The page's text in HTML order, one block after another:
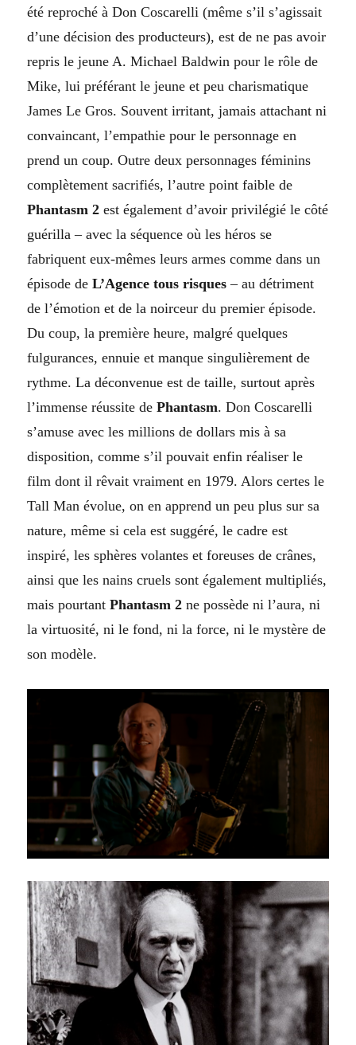
été reproché à Don Coscarelli (même s’il s’agissait
d’une décision des producteurs), est de ne pas avoir
repris le jeune A. Michael Baldwin pour le rôle de
Mike, lui préférant le jeune et peu charismatique
James Le Gros. Souvent irritant, jamais attachant ni
convaincant, l’empathie pour le personnage en
prend un coup. Outre deux personnages féminins
complètement sacrifiés, l’autre point faible de
Phantasm 2 est également d’avoir privilégié le côté
guérilla – avec la séquence où les héros se
fabriquent eux-mêmes leurs armes comme dans un
épisode deL’Agence tous risques– au détriment
de l’émotion et de la noirceur du premier épisode.
Du coup, la première heure, malgré quelques
fulgurances, ennuie et manque singulièrement de
rythme. La déconvenue est de taille, surtout après
l’immense réussite dePhantasm. Don Coscarelli
s’amuse avec les millions de dollars mis à sa
disposition, comme s’il pouvait enfin réaliser le
film dont il rêvait vraiment en 1979. Alors certes le
Tall Man évolue, on en apprend un peu plus sur sa
nature, même si cela est suggéré, le cadre est
inspiré, les sphères volantes et foreuses de crânes,
ainsi que les nains cruels sont également multipliés,
mais pourtantPhantasm 2ne possède ni l’aura, ni
la virtuosité, ni le fond, ni la force, ni le mystère de
son modèle.